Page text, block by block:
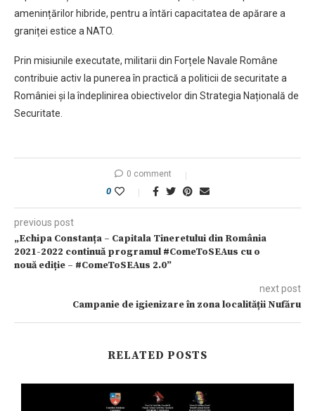
amenințărilor hibride, pentru a întări capacitatea de apărare a
graniței estice a NATO.
Prin misiunile executate, militarii din Forțele Navale Române
contribuie activ la punerea în practică a politicii de securitate a
României și la îndeplinirea obiectivelor din Strategia Națională de
Securitate.
0 comment
0
previous post
„Echipa Constanța – Capitala Tineretului din România
2021-2022 continuă programul #ComeToSEAus cu o
nouă ediție – #ComeToSEAus 2.0”
next post
Campanie de igienizare în zona localității Nufăru
RELATED POSTS